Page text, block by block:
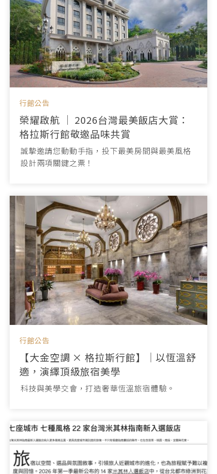
行館公告
榮耀啟航 ｜ 2026台灣最美飯店大賞：
格拉斯行館敬邀品味共賞
誠摯邀請您動動手指，投下最美房間與最美風格
設計兩項關鍵之票！
行館公告
【大金空調 × 格拉斯行館】｜以恆溫舒
適，演繹頂級旅宿美學
科技與美學交會，打造奢華恆溫旅宿體驗。